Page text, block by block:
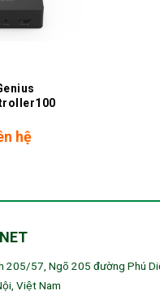
hệ
205/57, Ngõ 205 đường Phú
Việt Nam